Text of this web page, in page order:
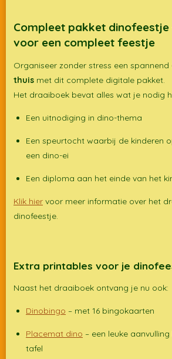
Compleet pakket dinofeestje
voor een compleet feestje
Organiseer zonder stress een spannend
thuis met dit complete digitale pakket.
Het draaiboek bevat alles wat je nodig
Een uitnodiging in dino-thema
Een speurtocht waarbij de kinderen
een dino-ei
Een diploma aan het einde van het
Klik hier voor meer informatie over het
dinofeestje.
Extra printables voor je
Naast het draaiboek ontvang je nu ook:
Dinobingo – met 16 bingokaarten
Placemat dino – een leuke
tafel